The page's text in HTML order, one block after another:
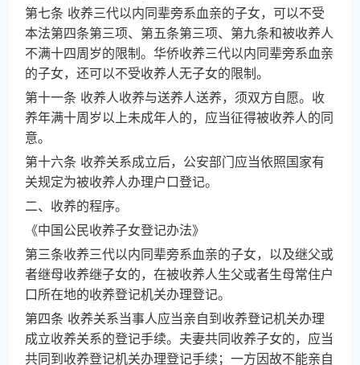
第七条 收养三代以内同辈旁系血亲的子女，可以不受
本法第四条第三项、第五条第三项、第九条和被收养人
不满十四周岁的限制。华侨收养三代以内同辈旁系血亲
的子女，还可以不受收养人无子女的限制。
第十一条 收养人收养与送养人送养，须双方自愿。收
养年满十周岁以上未成年人的，应当征得被收养人的同
意。
第十六条 收养关系成立后，公安部门应当依照国家有
关规定为被收养人办理户口登记。
二、收养的程序。
《中国公民收养子女登记办法》
第三条收养三代以内同辈旁系血亲的子女，以及继父或
者继母收养继子女的，在被收养人生父或者生母常住户
口所在地的收养登记机关办理登记。
第四条 收养关系当事人应当亲自到收养登记机关办理
成立收养关系的登记手续。夫妻共同收养子女的，应当
共同到收养登记机关办理登记手续；一方因故不能亲自